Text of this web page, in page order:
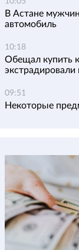
В Астане
автомобиль
10:18
Обещал купить
экстрадировали
09:51
Некоторые